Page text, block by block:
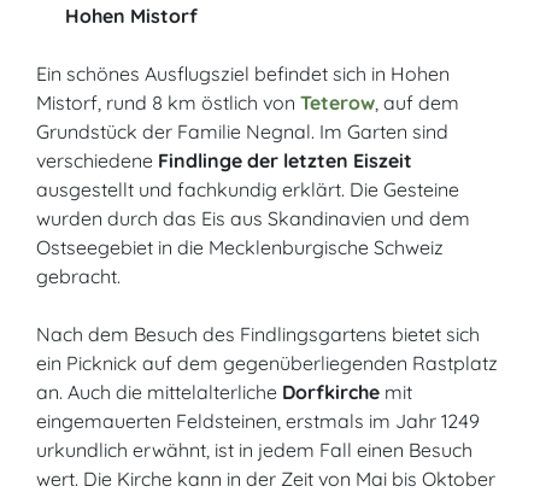
Hohen Mistorf
Ein schönes Ausflugsziel befindet sich in Hohen
Mistorf, rund 8 km östlich von Teterow, auf dem
Grundstück der Familie Negnal. Im Garten sind
verschiedene Findlinge der letzten Eiszeit
ausgestellt und fachkundig erklärt. Die Gesteine
wurden durch das Eis aus Skandinavien und dem
Ostseegebiet in die Mecklenburgische Schweiz
gebracht.
Nach dem Besuch des Findlingsgartens bietet sich
ein Picknick auf dem gegenüberliegenden Rastplatz
an. Auch die mittelalterliche Dorfkirche mit
eingemauerten Feldsteinen, erstmals im Jahr 1249
urkundlich erwähnt, ist in jedem Fall einen Besuch
wert. Die Kirche kann in der Zeit von Mai bis Oktober